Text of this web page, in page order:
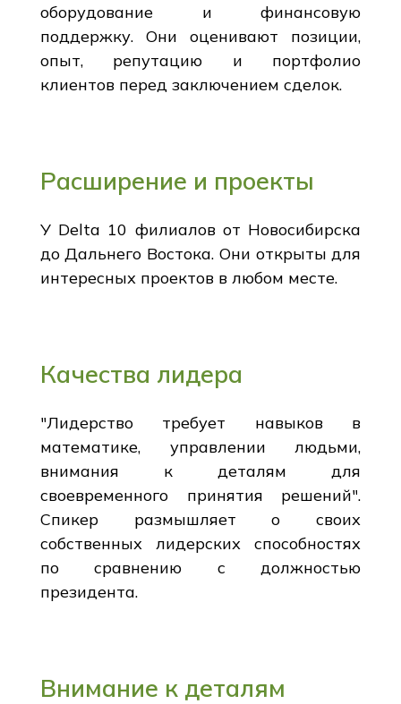
оборудование и финансовую
поддержку. Они оценивают позиции,
опыт, репутацию и портфолио
клиентов перед заключением сделок.
Расширение и проекты
У Delta 10 филиалов от Новосибирска
до Дальнего Востока. Они открыты для
интересных проектов в любом месте.
Качества лидера
"Лидерство требует навыков в
математике, управлении людьми,
внимания к деталям для
своевременного принятия решений".
Спикер размышляет о своих
собственных лидерских способностях
по сравнению с должностью
президента.
Внимание к деталям